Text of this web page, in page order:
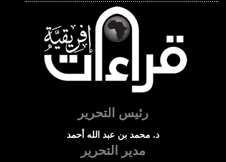
رئيس التحرير
د. محمد بن عبد الله أحمد
مدير التحرير